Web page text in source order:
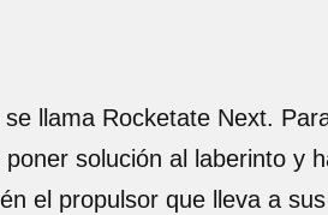
llama Rocketate Next.
solución al laberinto y
el propulsor que lleva a